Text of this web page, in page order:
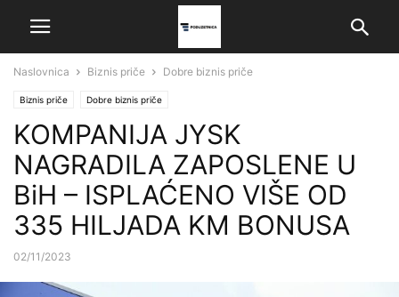
Naslovnica Biznis priče Dobre biznis priče
Biznis priče Dobre biznis priče
KOMPANIJA JYSK
NAGRADILA ZAPOSLENE U
BiH – ISPLAĆENO VIŠE OD
335 HILJADA KM BONUSA
02/11/2023